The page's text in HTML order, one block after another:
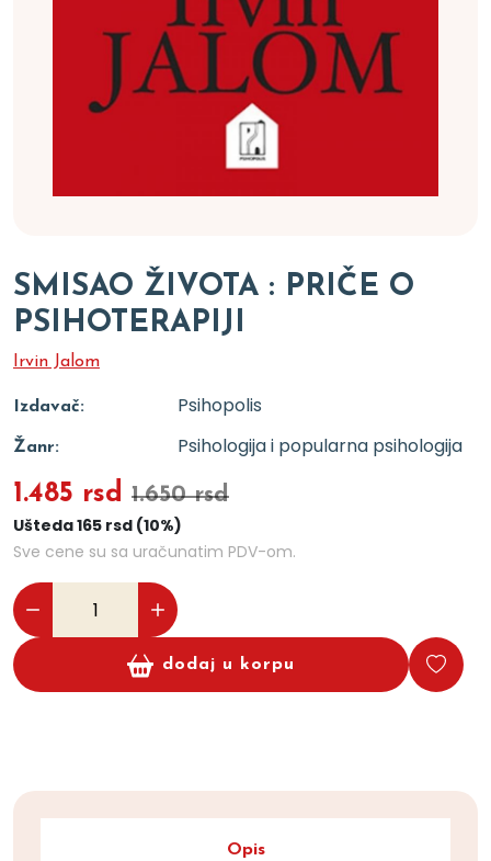
SMISAO ŽIVOTA : PRIČE O
PSIHOTERAPIJI
Irvin Jalom
Izdavač: Psihopolis
Žanr: Psihologija i popularna psihologija
1.485 rsd 1.650 rsd
Ušteda 165 rsd (10%)
Sve cene su sa uračunatim PDV-om.
dodaj u korpu
Opis